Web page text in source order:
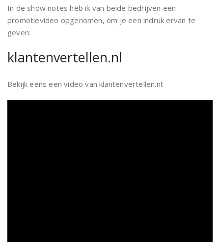
In de show notes heb ik van beide bedrijven een
promotievideo opgenomen, om je een indruk ervan te
geven:
klantenvertellen.nl
Bekijk eens een video van klantenvertellen.nl: